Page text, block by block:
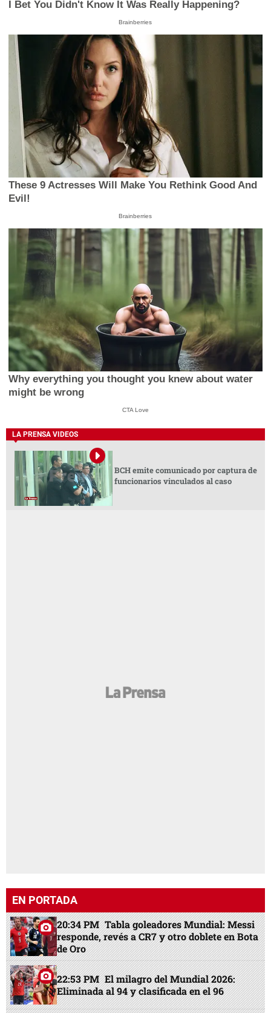
I Bet You Didn't Know It Was Really Happening?
Brainberries
These 9 Actresses Will Make You Rethink Good And
Evil!
Brainberries
Why everything you thought you knew about water
might be wrong
CTA Love
LA PRENSA VIDEOS
BCH emite comunicado por captura de
funcionarios vinculados al caso
EN PORTADA
20:34 PM Tabla goleadores Mundial: Messi
responde, revés a CR7 y otro doblete en Bota
de Oro
22:53 PM El milagro del Mundial 2026:
Eliminada al 94 y clasificada en el 96